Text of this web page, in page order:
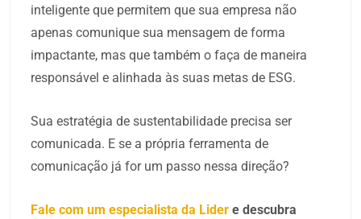
inteligente que permitem que sua empresa não
apenas comunique sua mensagem de forma
impactante, mas que também o faça de maneira
responsável e alinhada às suas metas de ESG.
Sua estratégia de sustentabilidade precisa ser
comunicada. E se a própria ferramenta de
comunicação já for um passo nessa direção?
Fale com um especialista da Lider e descubra